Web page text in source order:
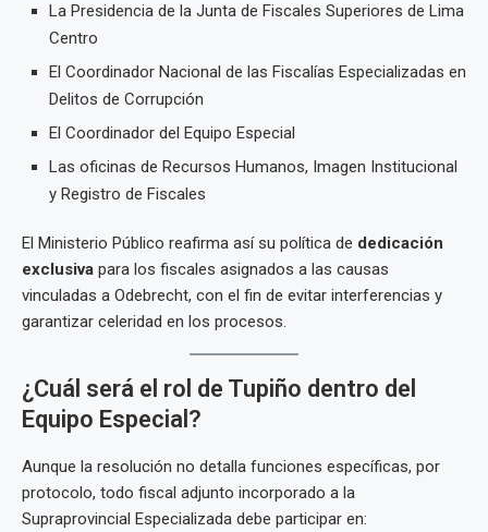
La Presidencia de la Junta de Fiscales Superiores de Lima
Centro
El Coordinador Nacional de las Fiscalías Especializadas en
Delitos de Corrupción
El Coordinador del Equipo Especial
Las oficinas de Recursos Humanos, Imagen Institucional
y Registro de Fiscales
El Ministerio Público reafirma así su política de dedicación
exclusiva para los fiscales asignados a las causas
vinculadas a Odebrecht, con el fin de evitar interferencias y
garantizar celeridad en los procesos.
¿Cuál será el rol de Tupiño dentro del
Equipo Especial?
Aunque la resolución no detalla funciones específicas, por
protocolo, todo fiscal adjunto incorporado a la
Supraprovincial Especializada debe participar en: